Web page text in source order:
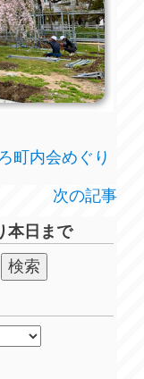
町内会めぐり
次の記事
本日まで